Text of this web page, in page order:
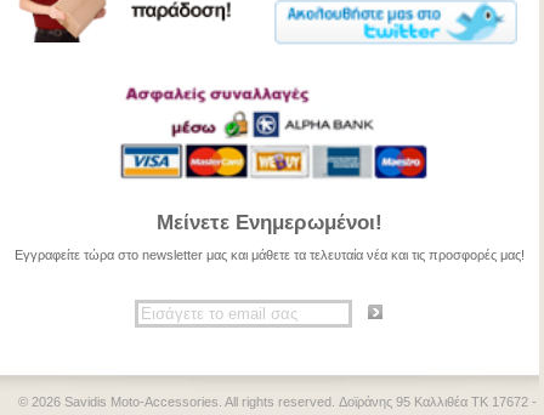
Μείνετε Ενημερωμένοι!
Εγγραφείτε τώρα στο newsletter μας και μάθετε τα τελευταία νέα και τις προσφορές μας!
© 2026 Savidis Moto-Accessories. All rights reserved. Δοϊράνης 95 Καλλιθέα ΤΚ 17672 -